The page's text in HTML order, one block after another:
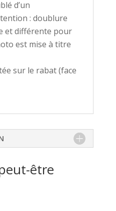
d’un
: doublure
et différente pour
est mise à titre
sur le rabat (face
être